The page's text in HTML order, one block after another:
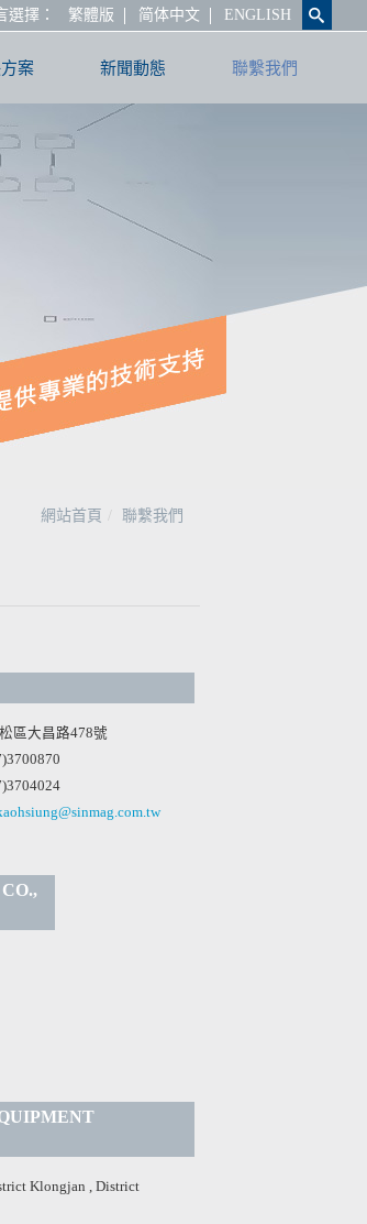
選擇： 繁體版 简体中文 ENGLISH
案 新聞動態 聯繫我們
網站首頁 聯繫我們
區大昌路478號
Klongjan , District